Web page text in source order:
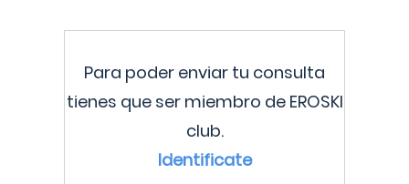
Para poder enviar tu consulta
tienes que ser miembro de EROSKI
club.
Identificate